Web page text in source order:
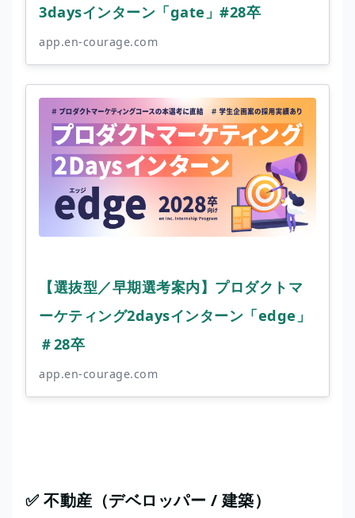
3daysインターン「gate」#28卒
app.en-courage.com
【選抜型／早期選考案内】プロダクトマ
ーケティング2daysインターン「edge」
＃28卒
app.en-courage.com
✅ 不動産（デベロッパー / 建築）